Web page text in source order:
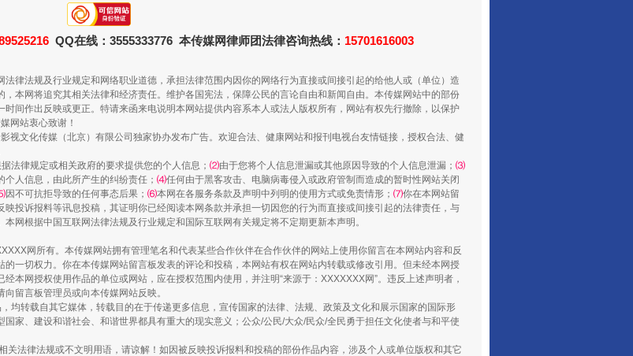
镜头丨大暑三秋近 山西：不断增强治理腐败综合效能
QQ在线：3555333776 本传媒网律师团法律咨询热线： 15701616003
律法规及行业规定和网络职业道德，承担法律范围内因你的网络行为直接或间接引起的给他人或（单位）造
本网将追究其相关法律和经济责任。维护各国宪法，保障公民的言论自由和新闻自由。本传媒网站中的部份
间作出反映或更正。特请来函来电说明本网站提供内容系本人或法人版权所有，网站有权先行撤除，以保护
网站衷心致谢！
视文化传媒（北京）有限公司独家协办发布广告。欢迎合法、健康网站和报刊电视台友情链接，授权合法、健
法律规定或相关政府的要求提供您的个人信息； ⑵由于您将个人信息泄漏或其他原因导致的个人信息泄漏； ⑶
人信息，由此所产生的纠纷责任； ⑷任何由于黑客攻击、电脑病毒侵入或政府管制而造成的暂时性网站关闭
因不可抗拒导致的任何事态后果； ⑹本网在各服务条款及声明中列明的使用方式或免责情形； ⑺你在本网站留
投诉报料等讯息投稿，其证明你已经阅读本网条款并承担一切因您的行为而直接或间接引起的法律责任，与
网根据中国互联网法律法规及行业规定和国际互联网有关规定将不定期更新本声明。
网所有。本传媒网站拥有管理笔名和代表某些合作伙伴在合作伙伴的网站上使用你留言在本网站内容和反
一切权力。你在本传媒网站留言板发表的评论和投稿，本网站有权在网站内转载或修改引用。但未经本网授
本网授权使用作品的单位或网站，应在授权范围内使用，并注明“来源于：XXXXXXX网”。违反上述声明者，
留言板管理员或向本传媒网站反映。
均转载自其它媒体，转载目的在于传递更多信息，宣传国家的法律、法规、政策及文化和展示国家的国际形
家、建设和谐社会、和谐世界都具有重大的现实意义；公众/公民/大众/民众/全民勇于担任文化使者与和平使
法律法规或不文明用语，请谅解！如因被反映投诉报料和投稿的部份作品内容，涉及个人或单位版权和其它